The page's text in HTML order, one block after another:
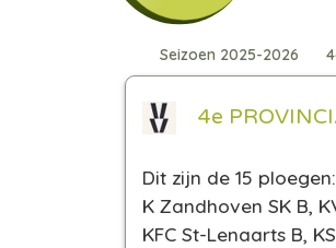
Seizoen 2025-2026
4e
Dit zijn de 15 ploegen:
K Zandhoven SK B,
KFC St-Lenaarts B,